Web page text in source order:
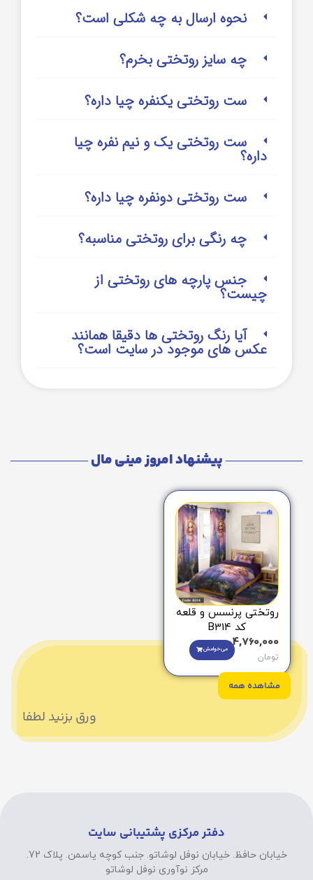
نحوه ارسال به چه شکلی است؟
چه سایز روتختی بخرم؟
ست روتختی یکنفره چیا داره؟
ست روتختی یک و نیم نفره چیا
داره؟
ست روتختی دونفره چیا داره؟
چه رنگی برای روتختی مناسبه؟
جنس پارچه های روتختی از
چیست؟
آیا رنگ روتختی ها دقیقا همانند
عکس های موجود در سایت است؟
پیشنهاد امروز مینی مال
روتختی پرنسس و قلعه
کد B314
4,760,000
تومان
می‌خوامش
مشاهده همه
ورق بزنید لطفا
دفتر مرکزی پشتیبانی سایت
خیابان حافظ. خیابان نوفل لوشاتو. جنب کوچه یاسمن. پلاک 72.
مرکز نوآوری نوفل لوشاتو